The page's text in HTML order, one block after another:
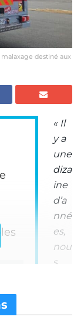
destiné aux
« Il
y a
une
diza
ine
d’a
nné
es,
nou
s